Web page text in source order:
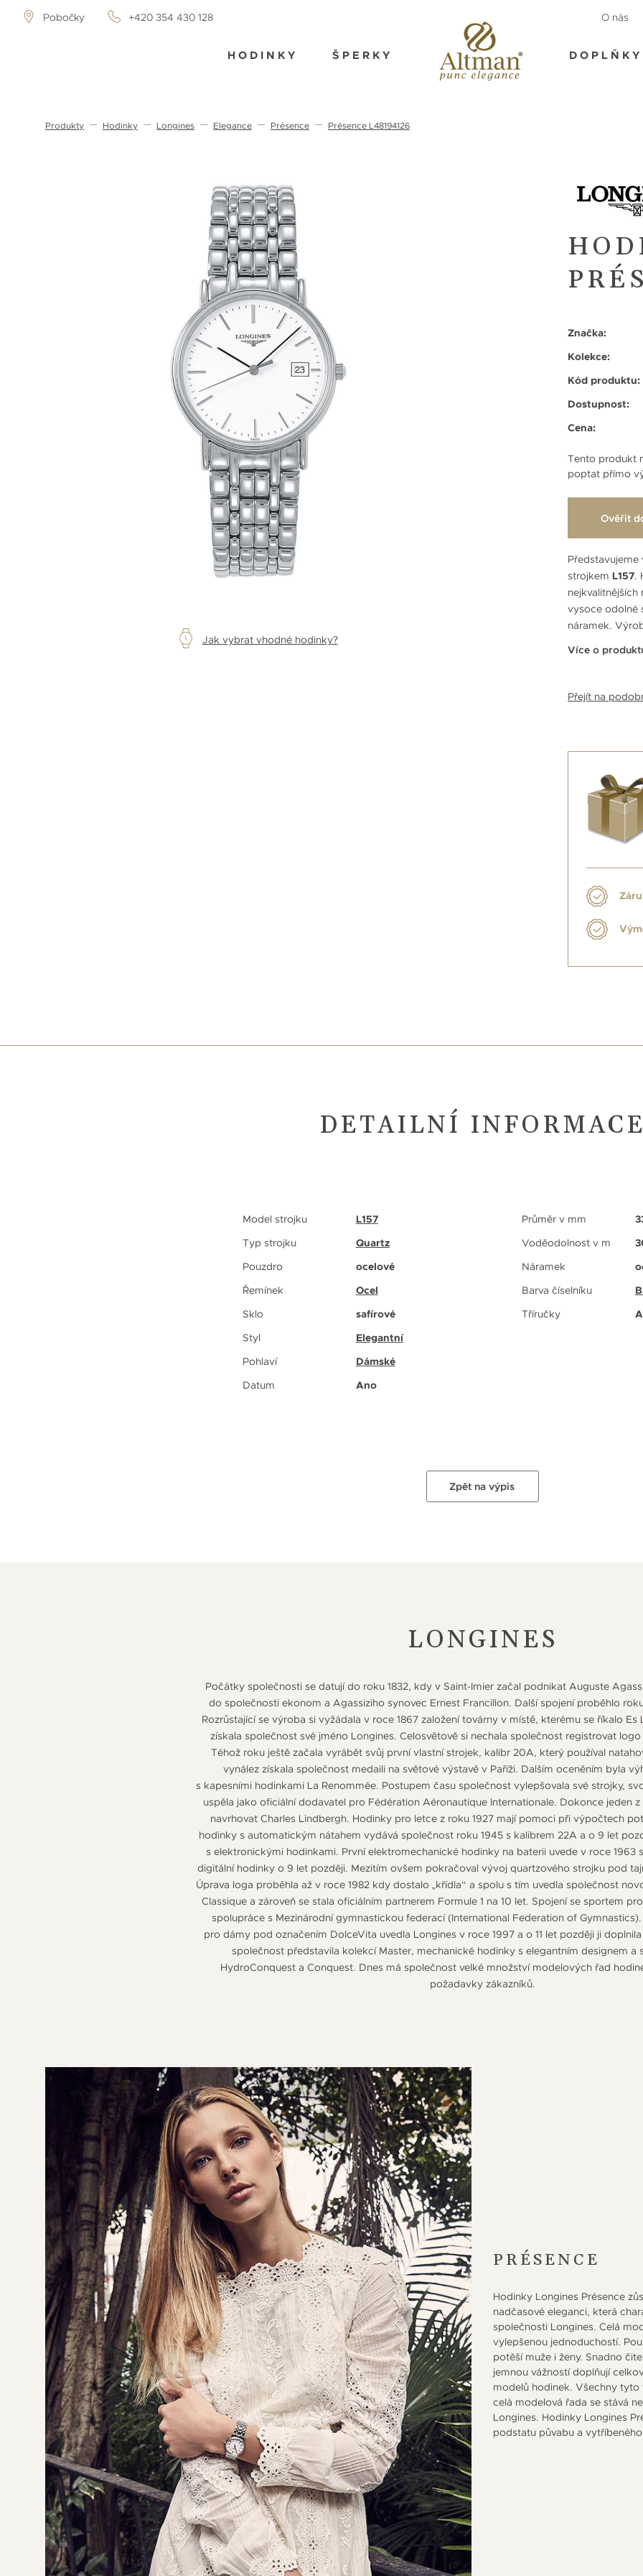
Pobočky +420 354 430 128 O nás
HODINKY ŠPERKY DOPLŇKY
Produkty Hodinky Longines Elegance Présence Présence L48194126
Jak vybrat vhodné hodinky?
Značka:
Kolekce:
Kód produktu:
Dostupnost:
Cena:
Tento produkt
poptat přímo
Ověřit
Představujeme
strojkem L157.
vysoce odolné
náramek.
Více o
Přejít na
DETAILNÍ INFORMACE
Model strojku
L157
Typ strojku
Quartz
Pouzdro
ocelové
Řemínek
Ocel
Sklo
safírové
Styl
Elegantní
Pohlaví
Dámské
Datum
Ano
Průměr v mm
Voděodolnost v m
Náramek
Barva číselníku
Tříručky
Zpět na výpis
LONGINES
Počátky společnosti se datují do roku 1832, kdy v Saint-Imier začal podnikat Auguste
do společnosti ekonom a Agassiziho synovec Ernest Francillon. Další spojení proběhlo
Rozrůstající se výroba si vyžádala v roce 1867 založení továrny v místě, kterému se říkalo
získala společnost své jméno Longines. Celosvětově si nechala společnost registrovat logo
Téhož roku ještě začala vyrábět svůj první vlastní strojek, kalibr 20A, který používal
vynález získala společnost medaili na světové výstavě v Paříži. Dalším oceněním byla
s kapesními hodinkami La Renommée. Postupem času společnost vylepšovala své strojky,
uspěla jako oficiální dodavatel pro Fédération Aéronautique Internationale. Dokonce jeden
navrhovat Charles Lindbergh. Hodinky pro letce z roku 1927 mají pomoci při výpočtech
hodinky s automatickým nátahem vydává společnost roku 1945 s kalibrem 22A a o 9 let
s elektronickými hodinkami. První elektromechanické hodinky na baterii uvede v roce 1963
digitální hodinky o 9 let později. Mezitím ovšem pokračoval vývoj quartzového strojku pod
Úprava loga proběhla až v roce 1982 kdy dostalo „křídla“ a spolu s tím uvedla společnost
Classique a zároveň se stala oficiálním partnerem Formule 1 na 10 let. Spojení se sportem
spolupráce s Mezinárodní gymnastickou federací (International Federation of
pro dámy pod označením DolceVita uvedla Longines v roce 1997 a o 11 let později ji
společnost představila kolekcí Master, mechanické hodinky s elegantním designem a
HydroConquest a Conquest. Dnes má společnost velké množství modelových řad
požadavky zákazníků.
PRÉSENCE
Hodinky Longines Présence
nadčasové eleganci, která
společnosti Longines. Celá
vylepšenou jednoduchostí.
potěší muže i ženy. Snadno
jemnou vážností doplňují
modelů hodinek. Všechny tyto
celá modelová řada se stává
Longines. Hodinky Longines
podstatu půvabu a